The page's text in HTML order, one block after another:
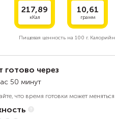
217,89
кКал
10,61
грамм
Пищевая ценность на 100 г.
готово через
50 минут
что время готовки может